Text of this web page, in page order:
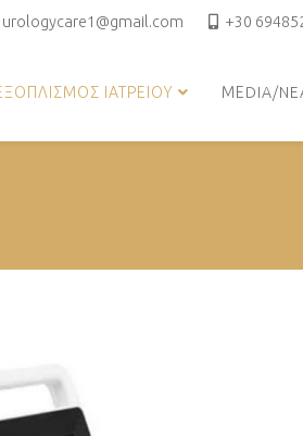
+30
urologycare1@gmail.com
ΙΑΤΡΕΙΟΥ ΜΕDIA/